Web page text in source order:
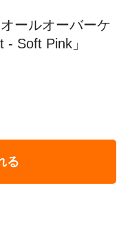
ールオーバーケ
Soft Pink」
る